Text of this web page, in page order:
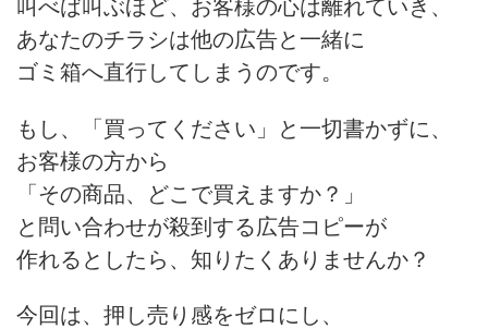
叫べば叫ぶほど、お客様の心は離れていき、
あなたのチラシは他の広告と一緒に
ゴミ箱へ直行してしまうのです。
もし、「買ってください」と一切書かずに、
お客様の方から
「その商品、どこで買えますか？」
と問い合わせが殺到する広告コピーが
作れるとしたら、知りたくありませんか？
今回は、押し売り感をゼロにし、